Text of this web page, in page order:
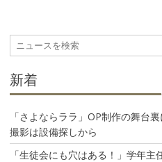
シ
ョ
新着
「さよならララ」OP制作の舞台
撮影は設備探しから
「生徒会にも穴はある！」学年